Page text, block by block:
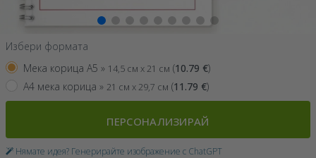
Избери формата
Мека корица A5 » 14,5 см x 21 см (10.79 €)
A4 мека корица » 21 см x 29,7 см (11.79 €)
ПЕРСОНАЛИЗИРАЙ
Нямате идея? Генерирайте изображение с ChatGPT